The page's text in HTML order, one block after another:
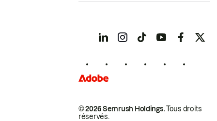
© 2026 Semrush Holdings.Tous droits
réservés.